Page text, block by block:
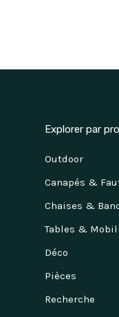
Explorer par
Outdoor
Canapés &
Chaises &
Tables &
Déco
Pièces
Recherche